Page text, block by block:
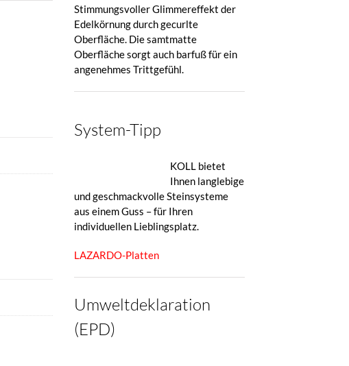
Stimmungsvoller Glimmereffekt der
Edelkörnung durch gecurlte
Oberfläche. Die samtmatte
Oberfläche sorgt auch barfuß für ein
angenehmes Trittgefühl.
System-Tipp
KOLL bietet
Ihnen langlebige
und geschmackvolle Steinsysteme
aus einem Guss – für Ihren
individuellen Lieblingsplatz.
LAZARDO-Platten
Umweltdeklaration
(EPD)